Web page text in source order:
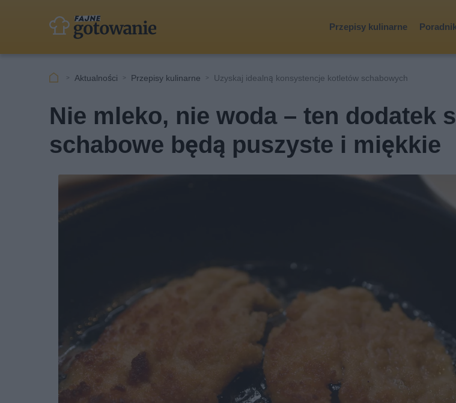
Przepisy kulinarne
Aktualności Przepisy kulinarne Uzyskaj idealną konsystencje kotletów schabowych
Nie mleko, nie woda – ten dodatek
schabowe będą puszyste i miękkie